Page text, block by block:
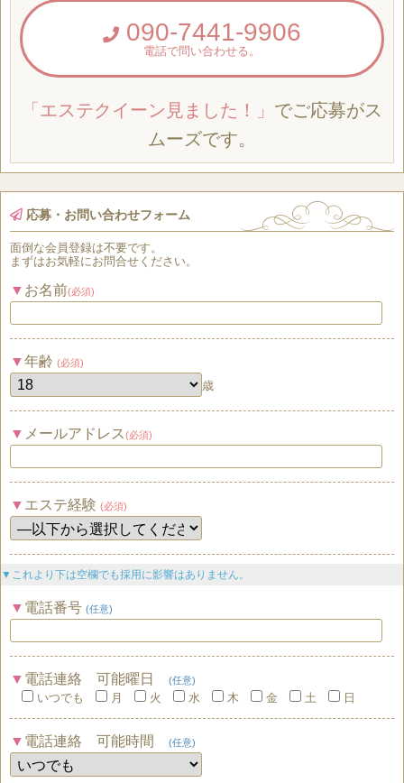
090-7441-9906
電話で問い合わせる。
「エステクイーン見ました！」 でご応募がス
ムーズです。
応募・お問い合わせフォーム
面倒な会員登録は不要です。
まずはお気軽にお問合せください。
お名前(必須)
年齢 (必須)
歳
メールアドレス (必須)
エステ経験 (必須)
▼これより下は空欄でも採用に影響はありません。
電話番号 (任意)
電話連絡 可能曜日 (任意)
いつでも 月 火 水 木 金 土 日
電話連絡 可能時間 (任意)